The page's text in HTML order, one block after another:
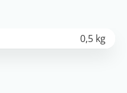
0,5 kg